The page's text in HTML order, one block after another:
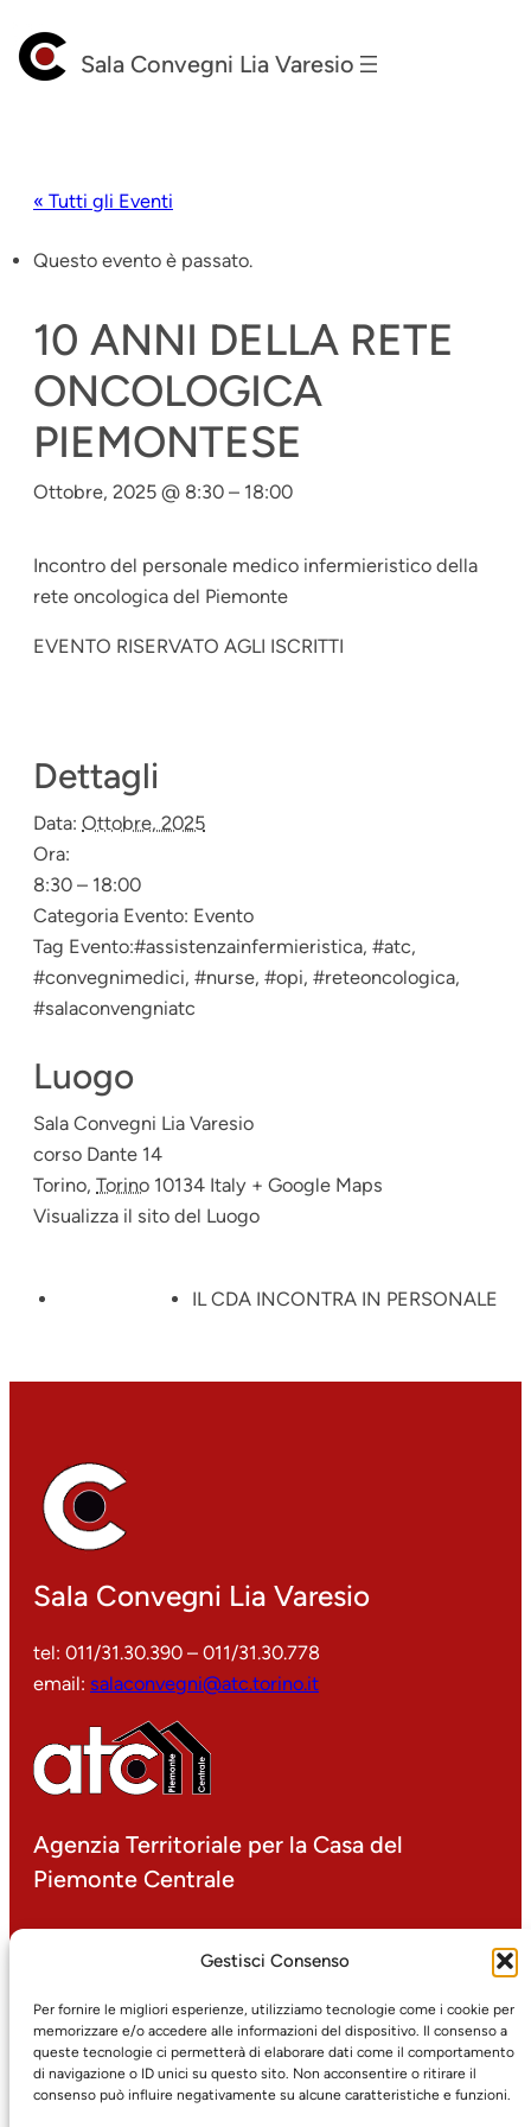
Gestisci Consenso
Per fornire le migliori esperienze, utilizziamo tecnologie come i cookie per
memorizzare e/o accedere alle informazioni del dispositivo. Il consenso a
queste tecnologie ci permetterà di elaborare dati come il comportamento
di navigazione o ID unici su questo sito. Non acconsentire o ritirare il
consenso può influire negativamente su alcune caratteristiche e funzioni.
Sala Convegni Lia Varesio
« Tutti gli Eventi
Questo evento è passato.
10 ANNI DELLA RETE
ONCOLOGICA
PIEMONTESE
Ottobre, 2025 @ 8:30 – 18:00
Incontro del personale medico infermieristico della
rete oncologica del Piemonte
EVENTO RISERVATO AGLI ISCRITTI
Dettagli
Data: Ottobre, 2025
Ora:
8:30 – 18:00
Categoria Evento: Evento
Tag Evento:#assistenzainfermieristica, #atc,
#convegnimedici, #nurse, #opi, #reteoncologica,
#salaconvengniatc
Luogo
Sala Convegni Lia Varesio
corso Dante 14
Torino, Torino 10134 Italy + Google Maps
Visualizza il sito del Luogo
IL CDA INCONTRA IN PERSONALE
Sala Convegni Lia Varesio
tel: 011/31.30.390 – 011/31.30.778
email: salaconvegni@atc.torino.it
Agenzia Territoriale per la Casa del
Piemonte Centrale
corso Dante 14 – 10134 Torino
tel: 011/31.30.1
fax: 011/31.30.425
email:protocollo@atc.torino.it
pec:atc@pec.atc.torino.it